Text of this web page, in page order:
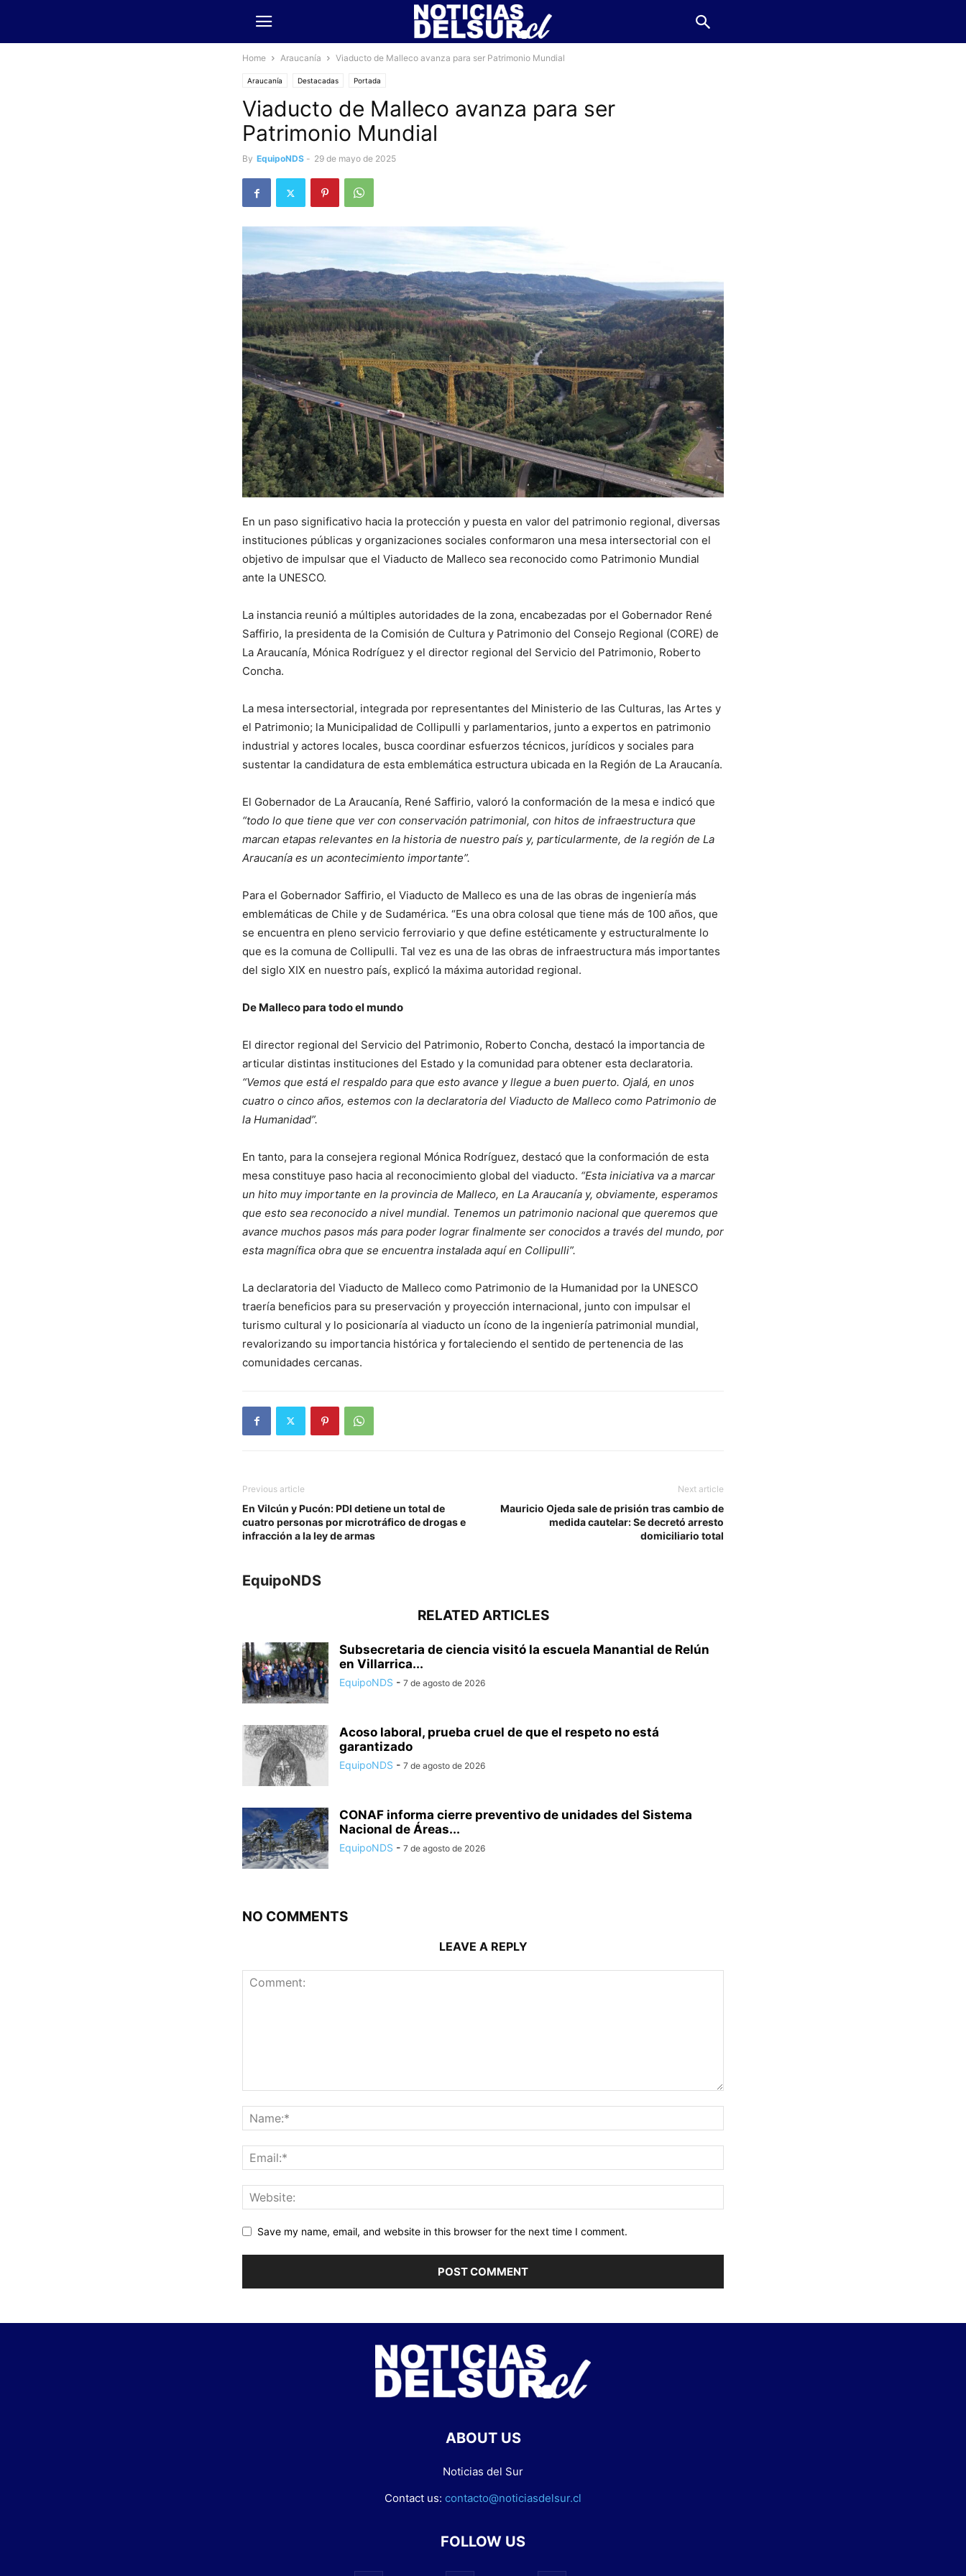
Home Araucanía Viaducto de Malleco avanza para ser Patrimonio Mundial
Araucanía Destacadas Portada
Viaducto de Malleco avanza para ser
Patrimonio Mundial
By EquipoNDS - 29 de mayo de 2025
En un paso significativo hacia la protección y puesta en valor del patrimonio regional, diversas
instituciones públicas y organizaciones sociales conformaron una mesa intersectorial con el
objetivo de impulsar que el Viaducto de Malleco sea reconocido como Patrimonio Mundial
ante la UNESCO.
La instancia reunió a múltiples autoridades de la zona, encabezadas por el Gobernador René
Saffirio, la presidenta de la Comisión de Cultura y Patrimonio del Consejo Regional (CORE) de
La Araucanía, Mónica Rodríguez y el director regional del Servicio del Patrimonio, Roberto
Concha.
La mesa intersectorial, integrada por representantes del Ministerio de las Culturas, las Artes y
el Patrimonio; la Municipalidad de Collipulli y parlamentarios, junto a expertos en patrimonio
industrial y actores locales, busca coordinar esfuerzos técnicos, jurídicos y sociales para
sustentar la candidatura de esta emblemática estructura ubicada en la Región de La Araucanía.
El Gobernador de La Araucanía, René Saffirio, valoró la conformación de la mesa e indicó que
“todo lo que tiene que ver con conservación patrimonial, con hitos de infraestructura que
marcan etapas relevantes en la historia de nuestro país y, particularmente, de la región de La
Araucanía es un acontecimiento importante”.
Para el Gobernador Saffirio, el Viaducto de Malleco es una de las obras de ingeniería más
emblemáticas de Chile y de Sudamérica. “Es una obra colosal que tiene más de 100 años, que
se encuentra en pleno servicio ferroviario y que define estéticamente y estructuralmente lo
que es la comuna de Collipulli. Tal vez es una de las obras de infraestructura más importantes
del siglo XIX en nuestro país, explicó la máxima autoridad regional.
De Malleco para todo el mundo
El director regional del Servicio del Patrimonio, Roberto Concha, destacó la importancia de
articular distintas instituciones del Estado y la comunidad para obtener esta declaratoria.
“Vemos que está el respaldo para que esto avance y llegue a buen puerto. Ojalá, en unos
cuatro o cinco años, estemos con la declaratoria del Viaducto de Malleco como Patrimonio de
la Humanidad”.
En tanto, para la consejera regional Mónica Rodríguez, destacó que la conformación de esta
mesa constituye paso hacia al reconocimiento global del viaducto. “Esta iniciativa va a marcar
un hito muy importante en la provincia de Malleco, en La Araucanía y, obviamente, esperamos
que esto sea reconocido a nivel mundial. Tenemos un patrimonio nacional que queremos que
avance muchos pasos más para poder lograr finalmente ser conocidos a través del mundo, por
esta magnífica obra que se encuentra instalada aquí en Collipulli”.
La declaratoria del Viaducto de Malleco como Patrimonio de la Humanidad por la UNESCO
traería beneficios para su preservación y proyección internacional, junto con impulsar el
turismo cultural y lo posicionaría al viaducto un ícono de la ingeniería patrimonial mundial,
revalorizando su importancia histórica y fortaleciendo el sentido de pertenencia de las
comunidades cercanas.
Previous article
En Vilcún y Pucón: PDI detiene un total de
cuatro personas por microtráfico de drogas e
infracción a la ley de armas
Next article
Mauricio Ojeda sale de prisión tras cambio de
medida cautelar: Se decretó arresto
domiciliario total
EquipoNDS
RELATED ARTICLES
Subsecretaria de ciencia visitó la escuela Manantial de Relún
en Villarrica...
EquipoNDS - 7 de agosto de 2026
Acoso laboral, prueba cruel de que el respeto no está
garantizado
EquipoNDS - 7 de agosto de 2026
CONAF informa cierre preventivo de unidades del Sistema
Nacional de Áreas...
EquipoNDS - 7 de agosto de 2026
NO COMMENTS
LEAVE A REPLY
Save my name, email, and website in this browser for the next time I comment.
ABOUT US
Noticias del Sur
Contact us: contacto@noticiasdelsur.cl
FOLLOW US